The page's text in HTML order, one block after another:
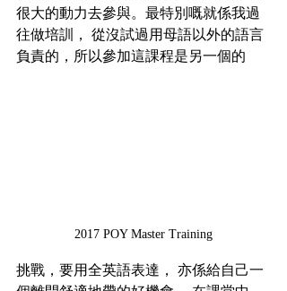
很大的動力去參與。最特別嘅就係我過
往做培訓， 從沒試過用母語以外的語言
負責的，所以參加這課程是另一個的
2017 POY Master Training
挑戰，要用全英語表達， 亦係給自己一